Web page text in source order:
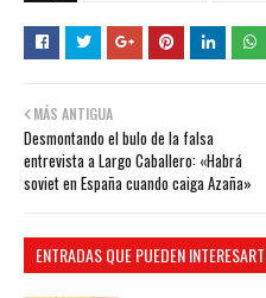
MÁS ANTIGUA
Desmontando el bulo de la falsa
entrevista a Largo Caballero: «Habrá
soviet en España cuando caiga Azaña»
ENTRADAS QUE PUEDEN